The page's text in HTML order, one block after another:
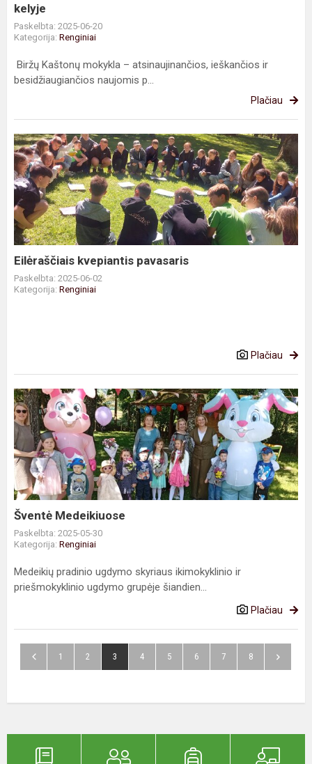
kelyje
Paskelbta: 2025-06-20
Kategorija: Renginiai
Biržų Kaštonų mokykla – atsinaujinančios, ieškančios ir
besidžiaugiančios naujomis p...
Plačiau
Eilėraščiais
kvepiantis
pavasaris
Eilėraščiais kvepiantis pavasaris
Paskelbta: 2025-06-02
Kategorija: Renginiai
Plačiau
Šventė
Medeikiuose
Šventė Medeikiuose
Paskelbta: 2025-05-30
Kategorija: Renginiai
Medeikių pradinio ugdymo skyriaus ikimokyklinio ir
priešmokyklinio ugdymo grupėje šiandien...
Plačiau
1 2 3 4 5 6 7 8